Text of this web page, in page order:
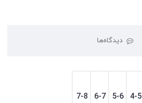
دیدگاه‌ها
4-5
5-6
6-7
7-8